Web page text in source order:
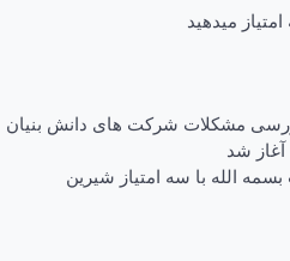
میدهید
مشکلات شرکت های دانش بنیان
آغاز شد